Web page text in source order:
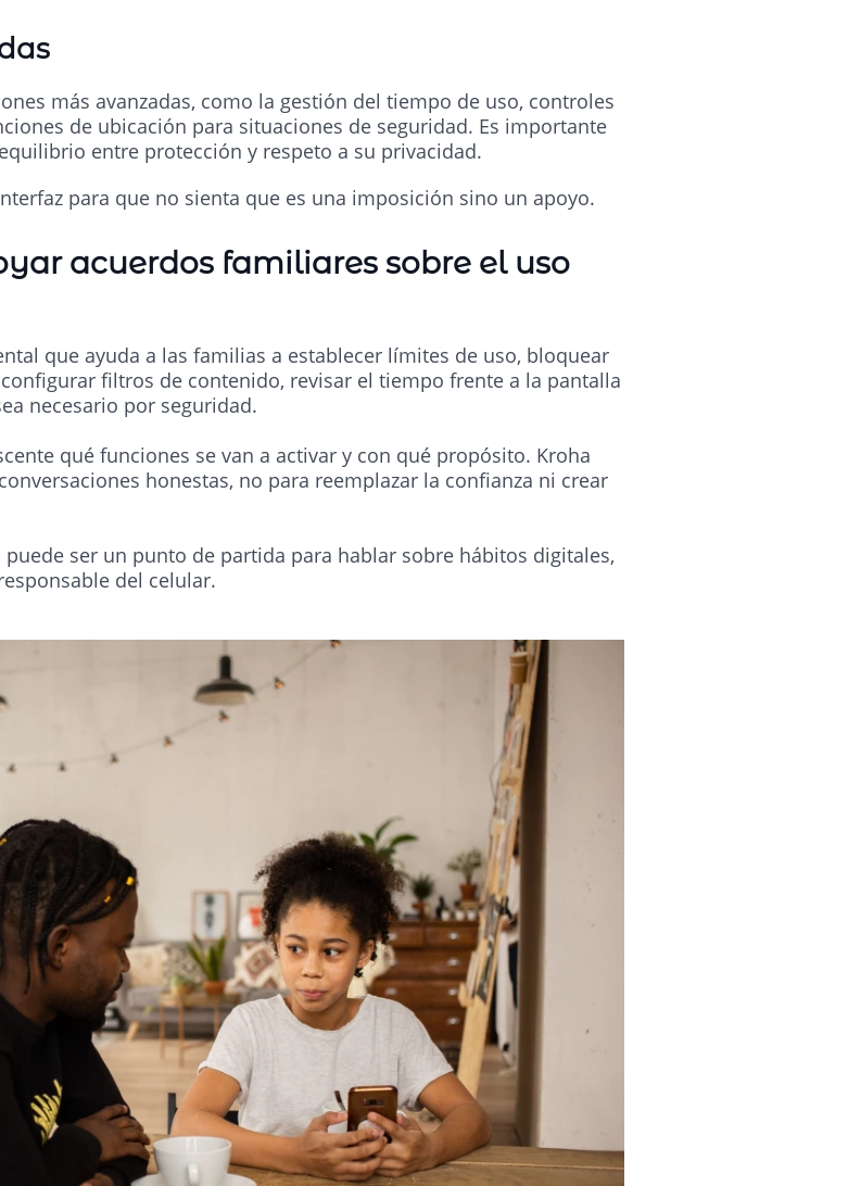
más avanzadas, como la gestión del tiempo de uso, controles
de ubicación para situaciones de seguridad. Es importante
entre protección y respeto a su privacidad.
para que no sienta que es una imposición sino un apoyo.
acuerdos familiares sobre el uso
que ayuda a las familias a establecer límites de uso, bloquear
filtros de contenido, revisar el tiempo frente a la pantalla
necesario por seguridad.
qué funciones se van a activar y con qué propósito. Kroha
honestas, no para reemplazar la confianza ni crear
ser un punto de partida para hablar sobre hábitos digitales,
del celular.